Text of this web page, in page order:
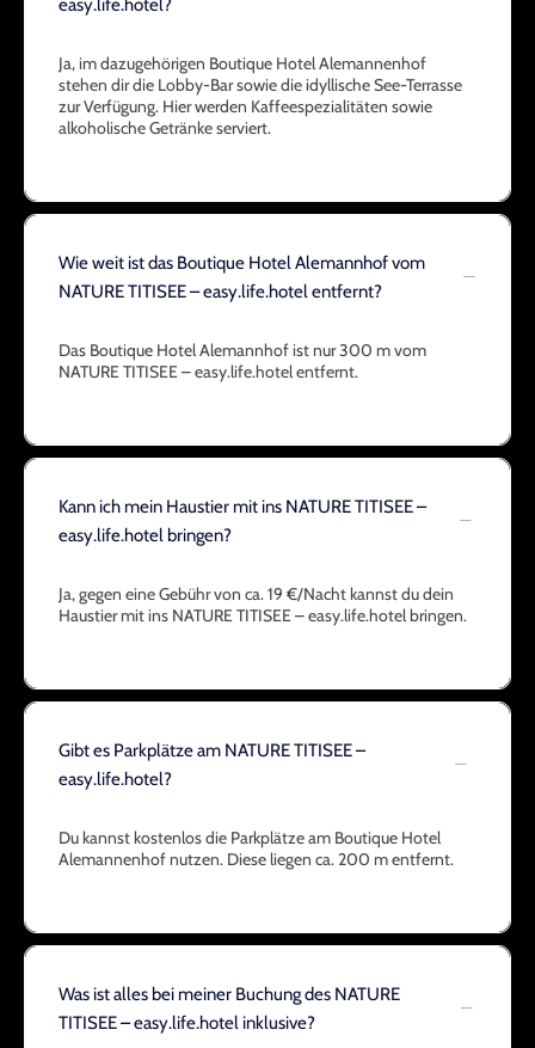
easy.life.hotel?
Ja, im dazugehörigen Boutique Hotel Alemannenhof
stehen dir die Lobby-Bar sowie die idyllische See-Terrasse
zur Verfügung. Hier werden Kaffeespezialitäten sowie
alkoholische Getränke serviert.
Wie weit ist das Boutique Hotel Alemannhof vom
NATURE TITISEE – easy.life.hotel entfernt?
Das Boutique Hotel Alemannhof ist nur 300 m vom
NATURE TITISEE – easy.life.hotel entfernt.
Kann ich mein Haustier mit ins NATURE TITISEE –
easy.life.hotel bringen?
Ja, gegen eine Gebühr von ca. 19 €/Nacht kannst du dein
Haustier mit ins NATURE TITISEE – easy.life.hotel bringen.
Gibt es Parkplätze am NATURE TITISEE –
easy.life.hotel?
Du kannst kostenlos die Parkplätze am Boutique Hotel
Alemannenhof nutzen. Diese liegen ca. 200 m entfernt.
Was ist alles bei meiner Buchung des NATURE
TITISEE – easy.life.hotel inklusive?